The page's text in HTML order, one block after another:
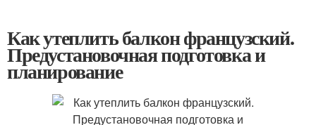
Как утеплить балкон французский.
Предустановочная подготовка и
планирование